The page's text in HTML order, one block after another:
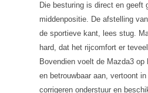
Die besturing is direct en geeft
middenpositie. De afstelling
de sportieve kant, lees stug.
hard, dat het rijcomfort er
Bovendien voelt de Mazda3 op
en betrouwbaar aan, vertoont
corrigeren onderstuur en